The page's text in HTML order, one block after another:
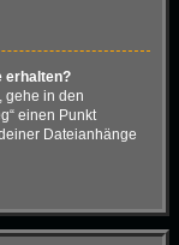
erhalten?
gehe in den
einen Punkt
Dateianhänge